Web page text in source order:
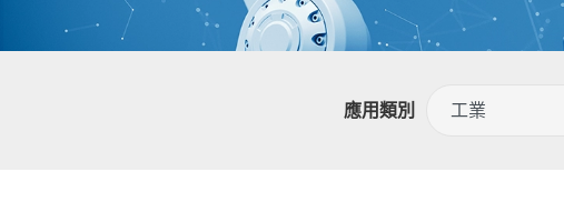
應用類別